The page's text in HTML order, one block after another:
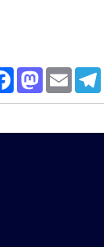
FacebookMastodon
Email